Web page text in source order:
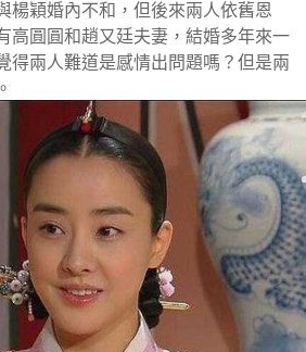
楊穎婚內不和，但後來兩人依舊恩
高圓圓和趙又廷夫妻，結婚多年來一
得兩人難道是感情出問題嗎？但是兩